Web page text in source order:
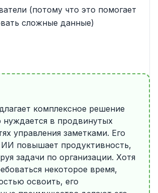
(потому что это помогает
сложные данные)
комплексное решение
нуждается в продвинутых
управления заметками. Его
ИИ повышает продуктивность,
задачи по организации. Хотя
некоторое время,
освоить, его